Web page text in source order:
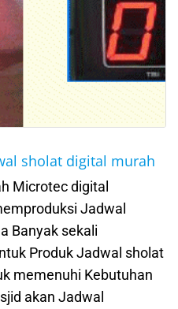
sholat digital murah
Microtec digital
Jadwal
Banyak sekali
Produk Jadwal sholat
memenuhi Kebutuhan
akan Jadwal